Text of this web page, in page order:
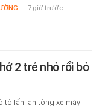
- 7 giờ trước
2 trẻ nhỏ rồi bỏ
tô lấn làn tông xe máy